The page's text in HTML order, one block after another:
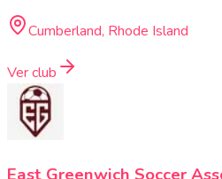
Cumberland, Rhode Island
Ver club